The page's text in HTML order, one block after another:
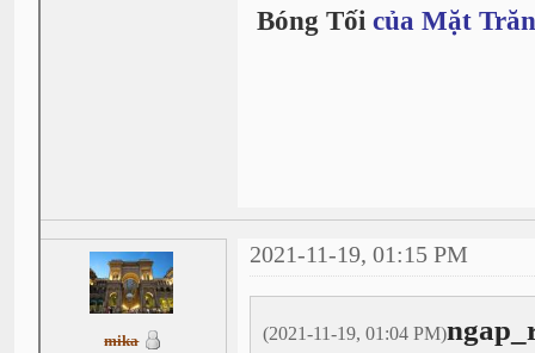
Bóng Tối của Mặt
mika
2021-11-19, 01:15 PM
(2021-11-19, 01:04 PM)